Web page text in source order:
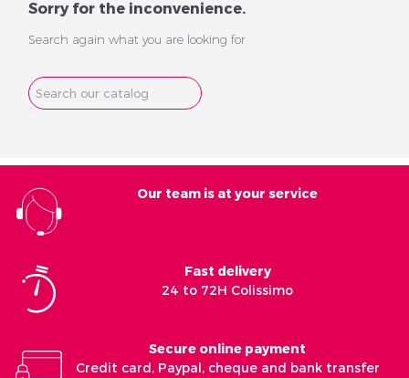
Sorry for the inconvenience.
Search again what you are looking for
Our team is at your service
Fast delivery
24 to 72H Colissimo
Secure online payment
Credit card, Paypal, cheque and bank transfer